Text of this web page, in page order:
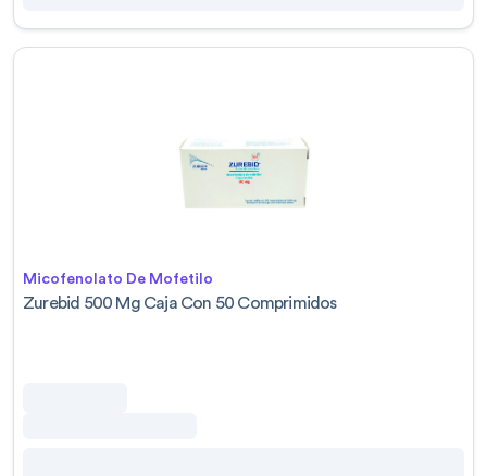
Micofenolato De Mofetilo
Zurebid 500 Mg Caja Con 50 Comprimidos